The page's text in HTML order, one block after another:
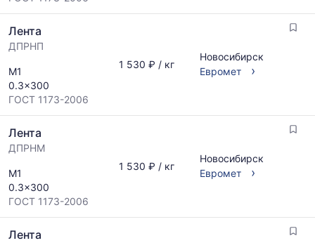
Лента
ДПРНП
М1
0.3x300
ГОСТ 1173-2006
1 530 ₽ / кг
Новосибирск
Евромет
›
Лента
ДПРНМ
М1
0.3x300
ГОСТ 1173-2006
1 530 ₽ / кг
Новосибирск
Евромет
›
Лента